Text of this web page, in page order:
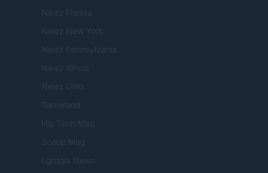
Newz Florida
Newz New York
Newz Pennsylvania
Newz Illinois
Newz Ohio
Gameland
Hig Tech Mag
Scoop Mag
Lgbtqia News